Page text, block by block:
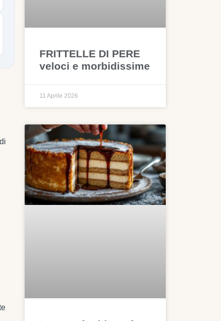
FRITTELLE DI PERE
veloci e morbidissime
11 Aprile 2026